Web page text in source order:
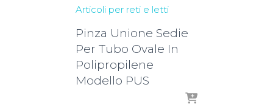
Articoli per reti e letti
Pinza Unione Sedie
Per Tubo Ovale In
Polipropilene
Modello PUS